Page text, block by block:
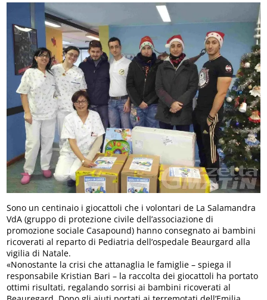
Sono un centinaio i giocattoli che i volontari de La Salamandra
VdA (gruppo di protezione civile dell’associazione di
promozione sociale Casapound) hanno consegnato ai bambini
ricoverati al reparto di Pediatria dell’ospedale Beaurgard alla
vigilia di Natale.
«Nonostante la crisi che attanaglia le famiglie – spiega il
responsabile Kristian Bari – la raccolta dei giocattoli ha portato
ottimi risultati, regalando sorrisi ai bambini ricoverati al